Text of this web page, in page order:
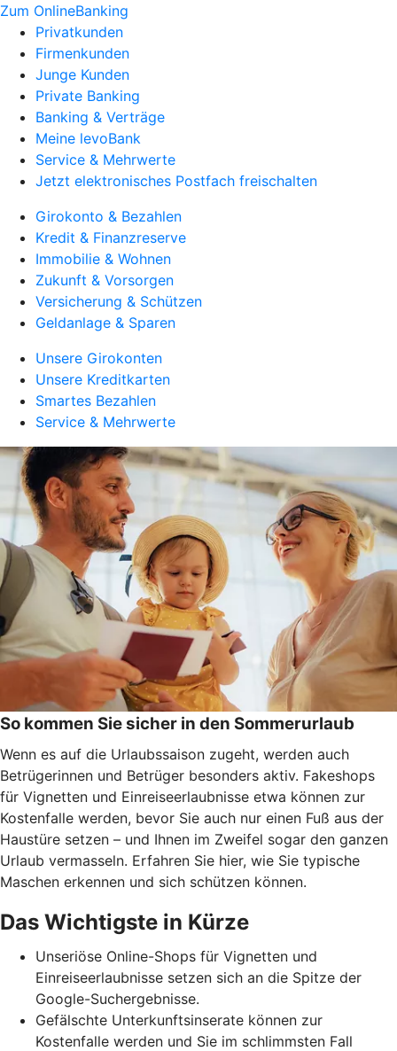
Zum OnlineBanking
Privatkunden
Firmenkunden
Junge Kunden
Private Banking
Banking & Verträge
Meine levoBank
Service & Mehrwerte
Jetzt elektronisches Postfach freischalten
Girokonto & Bezahlen
Kredit & Finanzreserve
Immobilie & Wohnen
Zukunft & Vorsorgen
Versicherung & Schützen
Geldanlage & Sparen
Unsere Girokonten
Unsere Kreditkarten
Smartes Bezahlen
Service & Mehrwerte
So kommen Sie sicher in den Sommerurlaub
Wenn es auf die Urlaubssaison zugeht, werden auch
Betrügerinnen und Betrüger besonders aktiv. Fakeshops
für Vignetten und Einreiseerlaubnisse etwa können zur
Kostenfalle werden, bevor Sie auch nur einen Fuß aus der
Haustüre setzen – und Ihnen im Zweifel sogar den ganzen
Urlaub vermasseln. Erfahren Sie hier, wie Sie typische
Maschen erkennen und sich schützen können.
Das Wichtigste in Kürze
Unseriöse Online-Shops für Vignetten und
Einreiseerlaubnisse setzen sich an die Spitze der
Google-Suchergebnisse.
Gefälschte Unterkunftsinserate können zur
Kostenfalle werden und Sie im schlimmsten Fall